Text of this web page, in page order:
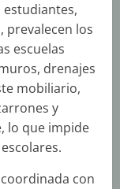
estudiantes,
prevalecen los
escuelas
drenajes
mobiliario,
y
lo que impide
con